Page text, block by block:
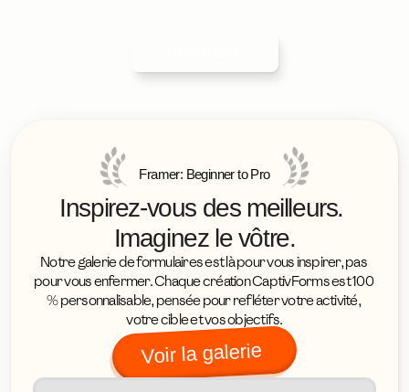
dès le premier essai
Framer: Beginner to Pro
Inspirez-vous des meilleurs.
Imaginez le vôtre.
Notre galerie de formulaires est là pour vous inspirer, pas
pour vous enfermer. Chaque création CaptivForms est 100
% personnalisable, pensée pour refléter votre activité,
votre cible et vos objectifs.
Voir la galerie